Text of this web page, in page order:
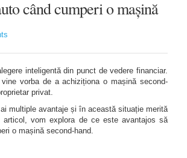
când cumperi o mașină
inteligentă din punct de vedere financiar.
vorba de a achiziționa o mașină second-
privat.
multiple avantaje și în această situație merită
vom explora de ce este avantajos să
o mașină second-hand.